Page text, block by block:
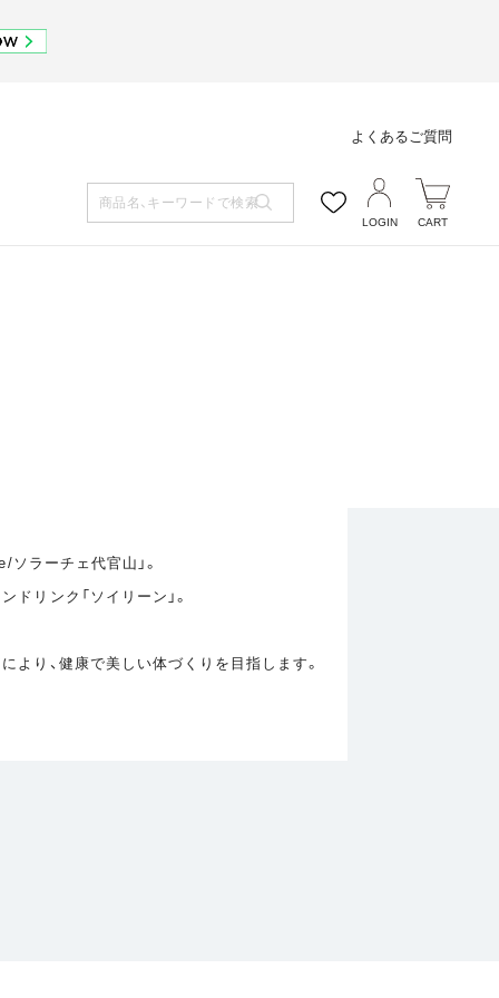
よくあるご質問
LOGIN CART
ラーチェ代官山」。
リンク「ソイリーン」。
り、健康で美しい体づくりを目指します。